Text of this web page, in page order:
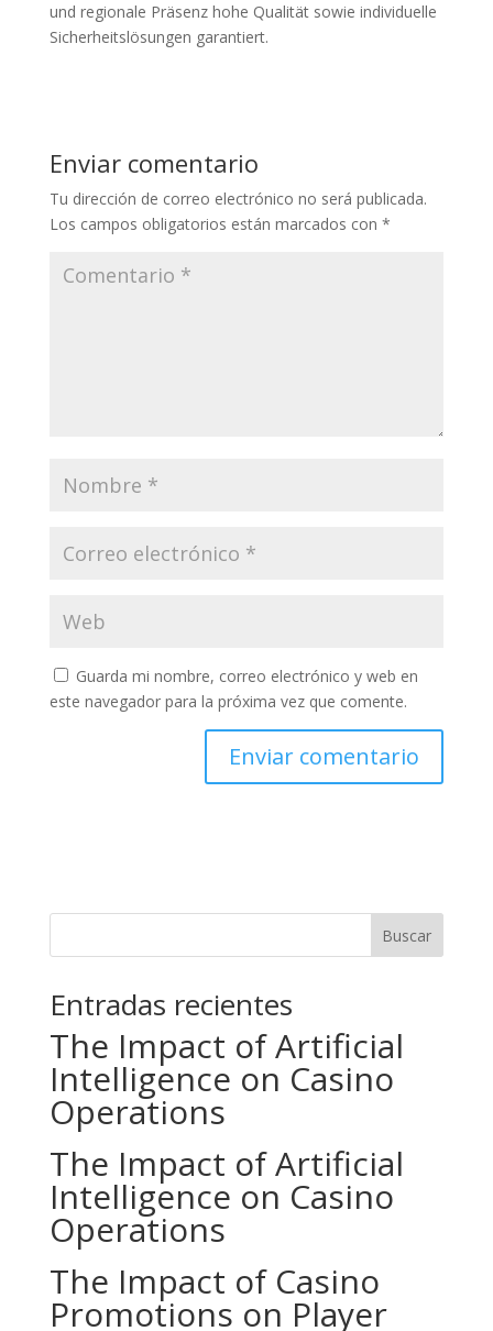
und regionale Präsenz hohe Qualität sowie individuelle
Sicherheitslösungen garantiert.
Enviar comentario
Tu dirección de correo electrónico no será publicada.
Los campos obligatorios están marcados con *
Guarda mi nombre, correo electrónico y web en
este navegador para la próxima vez que comente.
Buscar
Entradas recientes
The Impact of Artificial
Intelligence on Casino
Operations
The Impact of Artificial
Intelligence on Casino
Operations
The Impact of Casino
Promotions on Player